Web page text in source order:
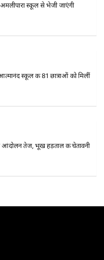
अमलीपारा स्कूल से भेजी जाएंगी
स्कूल की 81 छात्राओं को मिलीं
आंदोलन तेज, भूख हड़ताल की चेतावनी